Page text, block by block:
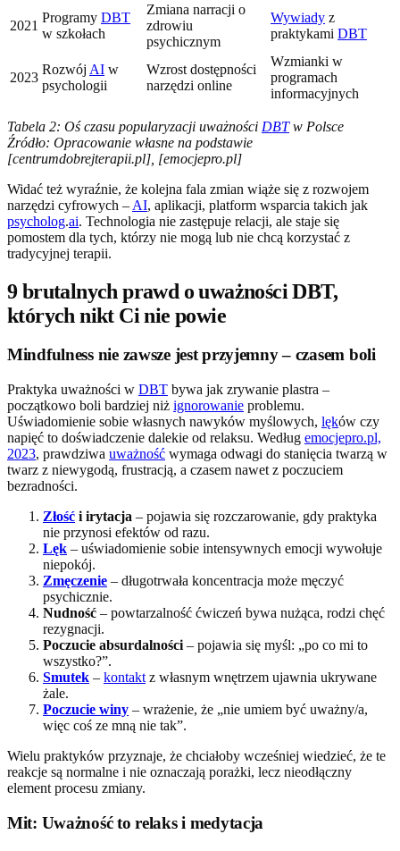
2021
Programy DBT
w szkołach
Zmiana narracji o
zdrowiu
psychicznym
Wywiady z
praktykami DBT
2023
Rozwój AI w
psychologii
Wzrost dostępności
narzędzi online
Wzmianki w
programach
informacyjnych
Tabela 2: Oś czasu popularyzacji uważności DBTw Polsce
Źródło: Opracowanie własne na podstawie
[centrumdobrejterapii.pl], [emocjepro.pl]
Widać też wyraźnie, że kolejna fala zmian wiąże się z rozwojem
narzędzi cyfrowych – AI, aplikacji, platform wsparcia takich jak
psycholog.ai. Technologia nie zastępuje relacji, ale staje się
pomostem dla tych, którzy nie mogą lub nie chcą korzystać z
tradycyjnej terapii.
9 brutalnych prawd o uważności DBT,
których nikt Ci nie powie
Mindfulness nie zawsze jest przyjemny – czasem boli
Praktyka uważności w DBT bywa jak zrywanie plastra –
początkowo boli bardziej niż ignorowanie problemu.
Uświadomienie sobie własnych nawyków myślowych, lęków czy
napięć to doświadczenie dalekie od relaksu. Według emocjepro.pl,
2023, prawdziwa uważność wymaga odwagi do stanięcia twarzą w
twarz z niewygodą, frustracją, a czasem nawet z poczuciem
bezradności.
Złość i irytacja – pojawia się rozczarowanie, gdy praktyka
nie przynosi efektów od razu.
Lęk – uświadomienie sobie intensywnych emocji wywołuje
niepokój.
Zmęczenie – długotrwała koncentracja może męczyć
psychicznie.
Nudność – powtarzalność ćwiczeń bywa nużąca, rodzi chęć
rezygnacji.
Poczucie absurdalności – pojawia się myśl: „po co mi to
wszystko?”.
Smutek – kontakt z własnym wnętrzem ujawnia ukrywane
żale.
Poczucie winy – wrażenie, że „nie umiem być uważny/a,
więc coś ze mną nie tak”.
Wielu praktyków przyznaje, że chciałoby wcześniej wiedzieć, że te
reakcje są normalne i nie oznaczają porażki, lecz nieodłączny
element procesu zmiany.
Mit: Uważność to relaks i medytacja